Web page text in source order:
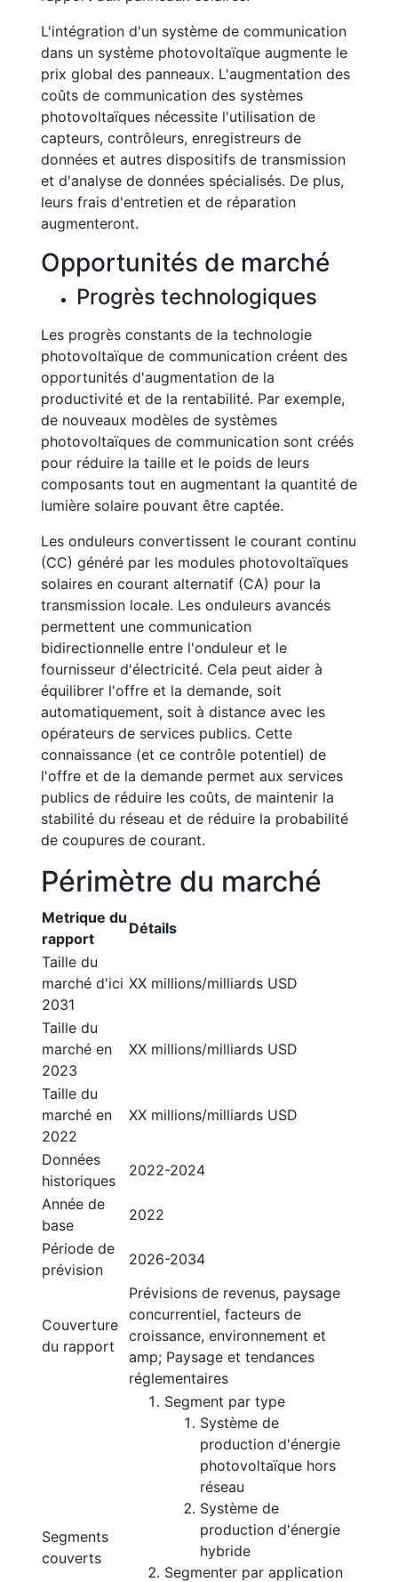
L'intégration d'un système de communication
dans un système photovoltaïque augmente le
prix global des panneaux. L'augmentation des
coûts de communication des systèmes
photovoltaïques nécessite l'utilisation de
capteurs, contrôleurs, enregistreurs de
données et autres dispositifs de transmission
et d'analyse de données spécialisés. De plus,
leurs frais d'entretien et de réparation
augmenteront.
Opportunités de marché
Progrès technologiques
Les progrès constants de la technologie
photovoltaïque de communication créent des
opportunités d'augmentation de la
productivité et de la rentabilité. Par exemple,
de nouveaux modèles de systèmes
photovoltaïques de communication sont créés
pour réduire la taille et le poids de leurs
composants tout en augmentant la quantité de
lumière solaire pouvant être captée.
Les onduleurs convertissent le courant continu
(CC) généré par les modules photovoltaïques
solaires en courant alternatif (CA) pour la
transmission locale. Les onduleurs avancés
permettent une communication
bidirectionnelle entre l'onduleur et le
fournisseur d'électricité. Cela peut aider à
équilibrer l'offre et la demande, soit
automatiquement, soit à distance avec les
opérateurs de services publics. Cette
connaissance (et ce contrôle potentiel) de
l'offre et de la demande permet aux services
publics de réduire les coûts, de maintenir la
stabilité du réseau et de réduire la probabilité
de coupures de courant.
Périmètre du marché
Metrique du
rapport
Détails
Taille du
marché d'ici
2031
XX millions/milliards USD
Taille du
marché en
2023
XX millions/milliards USD
Taille du
marché en
2022
XX millions/milliards USD
Données
historiques
2022-2024
Année de
base
2022
Période de
prévision
2026-2034
Couverture
du rapport
Prévisions de revenus, paysage
concurrentiel, facteurs de
croissance, environnement et
amp; Paysage et tendances
réglementaires
Segments
couverts
Segment par type
Système de
production d'énergie
photovoltaïque hors
réseau
Système de
production d'énergie
hybride
Segmenter par application